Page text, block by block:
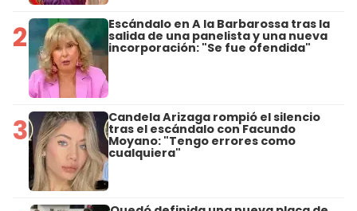
2 Escándalo en A la Barbarossa tras la
salida de una panelista y una nueva
incorporación: "Se fue ofendida"
3 Candela Arizaga rompió el silencio
tras el escándalo con Facundo
Moyano: "Tengo errores como
cualquiera"